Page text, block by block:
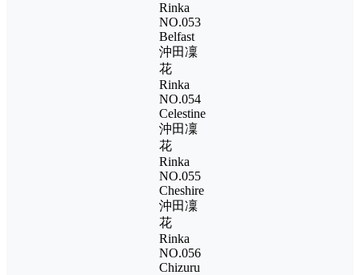
Rinka
NO.053
Belfast
沖田凜
花
Rinka
NO.054
Celestine
沖田凜
花
Rinka
NO.055
Cheshire
沖田凜
花
Rinka
NO.056
Chizuru